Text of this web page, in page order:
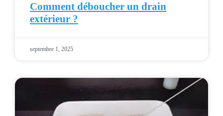
Comment déboucher un drain
extérieur ?
septembre 1, 2025